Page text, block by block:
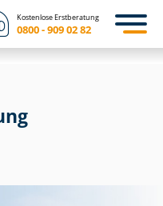
Kostenlose Erstberatung
0800 - 909 02 82